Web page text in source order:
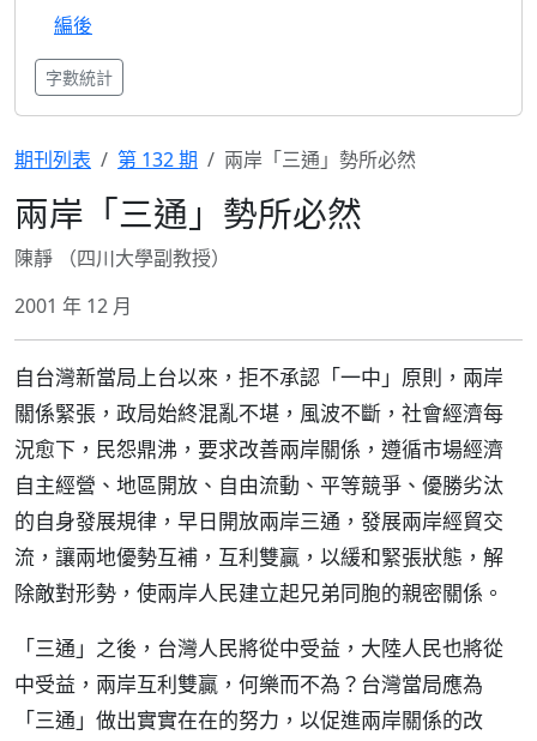
編後
字數統計
期刊列表 第 132 期 兩岸「三通」勢所必然
兩岸「三通」勢所必然
陳靜 （四川大學副教授）
2001 年 12 月
自台灣新當局上台以來，拒不承認「一中」原則，兩岸
關係緊張，政局始終混亂不堪，風波不斷，社會經濟每
況愈下，民怨鼎沸，要求改善兩岸關係，遵循市場經濟
自主經營、地區開放、自由流動、平等競爭、優勝劣汰
的自身發展規律，早日開放兩岸三通，發展兩岸經貿交
流，讓兩地優勢互補，互利雙贏，以緩和緊張狀態，解
除敵對形勢，使兩岸人民建立起兄弟同胞的親密關係。
「三通」之後，台灣人民將從中受益，大陸人民也將從
中受益，兩岸互利雙贏，何樂而不為？台灣當局應為
「三通」做出實實在在的努力，以促進兩岸關係的改